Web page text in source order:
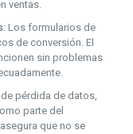
ventas.
: Los formularios de
de conversión. El
sin problemas
de pérdida de datos,
parte del
que no se